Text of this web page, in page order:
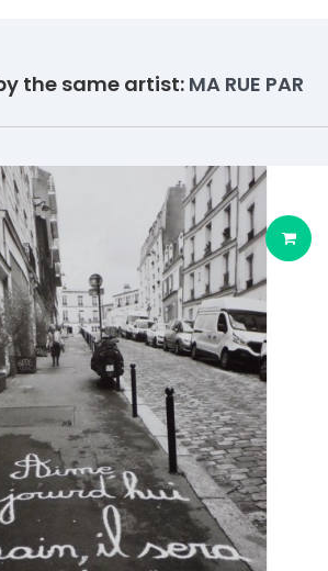
the same artist: MA RUE PAR